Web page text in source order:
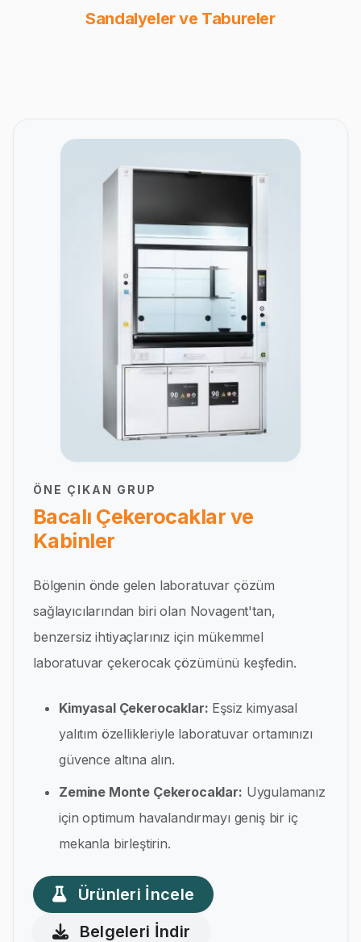
Sandalyeler ve Tabureler
ÖNE ÇIKAN GRUP
Bacalı Çekerocaklar ve
Kabinler
Bölgenin önde gelen laboratuvar çözüm
sağlayıcılarından biri olan Novagent'tan,
benzersiz ihtiyaçlarınız için mükemmel
laboratuvar çekerocak çözümünü keşfedin.
Kimyasal Çekerocaklar: Eşsiz kimyasal
yalıtım özellikleriyle laboratuvar ortamınızı
güvence altına alın.
Zemine Monte Çekerocaklar: Uygulamanız
için optimum havalandırmayı geniş bir iç
mekanla birleştirin.
Ürünleri İncele
Belgeleri İndir